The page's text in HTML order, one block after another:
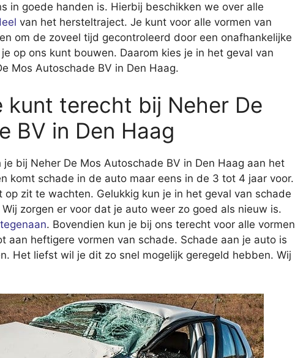
in goede handen is. Hierbij beschikken we over alle
van het hersteltraject. Je kunt voor alle vormen van
om de zoveel tijd gecontroleerd door een onafhankelijke
op ons kunt bouwen. Daarom kies je in het geval van
Mos Autoschade BV in Den Haag.
kunt terecht bij Neher De
BV in Den Haag
bij Neher De Mos Autoschade BV in Den Haag aan het
komt schade in de auto maar eens in de 3 tot 4 jaar voor.
zit te wachten. Gelukkig kun je in het geval van schade
zorgen er voor dat je auto weer zo goed als nieuw is.
. Bovendien kun je bij ons terecht voor alle vormen
aan heftigere vormen van schade. Schade aan je auto is
Het liefst wil je dit zo snel mogelijk geregeld hebben. Wij